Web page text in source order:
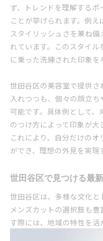
ず、トレンドを理解するポ
ことが挙げられます。例
スタイリッシュさを兼ね
れています。このスタイ
に乗った洗練された印象を
世田谷区の美容室で提供さ
入れつつも、個々の顔立
可能です。具体例として
のつけ方によって印象が大
これにより、自分だけの
ができ、理想の外見を実現
世田谷区で見つける最
世田谷区は、多様な文化と
メンズカットの選択肢も
す際には、地域の特性を
です。例えば、世田谷区